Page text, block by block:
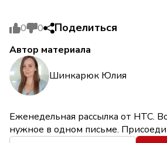
0 0 Поделиться
Автор материала
Шинкарюк Юлия
Еженедельная рассылка от НТС.
нужное в одном письме.